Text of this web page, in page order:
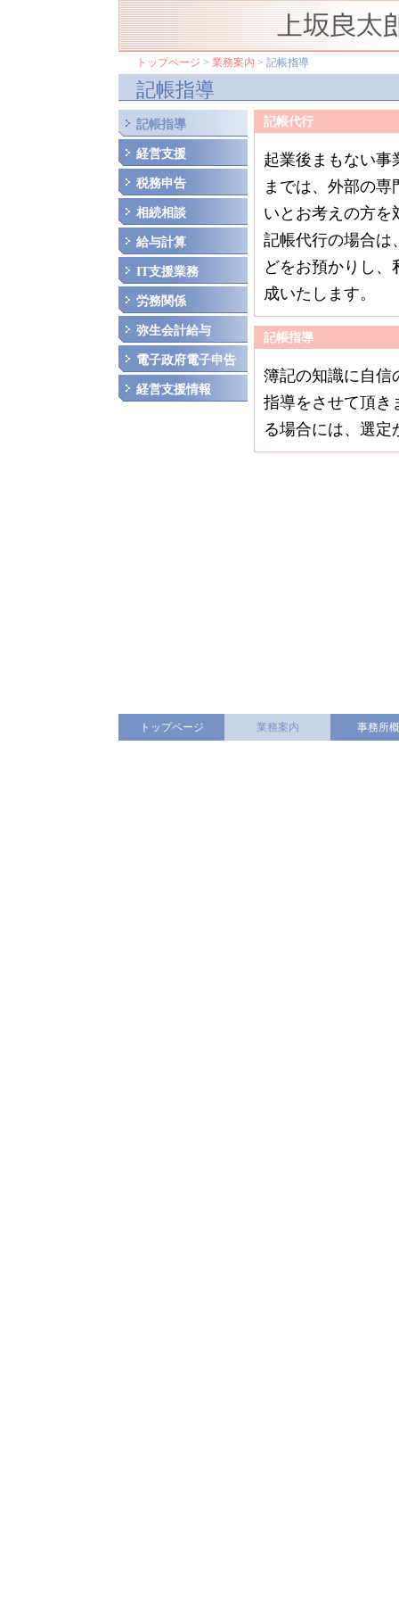
トップページ > 業務案内 > 記帳指導
記帳指導
記帳代行
起業後まもない事
までは、外部の
いとお考えの方を
記帳代行の場合は
どをお預かりし
成いたします。
記帳指導
簿記の知識に自信
指導をさせて頂き
る場合には、選定
記帳指導
経営支援
税務申告
相続相談
給与計算
IT支援業務
労務関係
弥生会計給与
電子政府電子申告
経営支援情報
トップページ 業務案内 事務所